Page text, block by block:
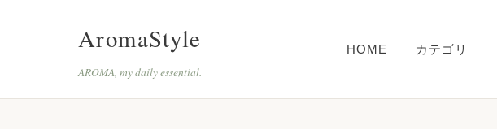
AromaStyle
AROMA, my daily essential.
HOME カテゴリ